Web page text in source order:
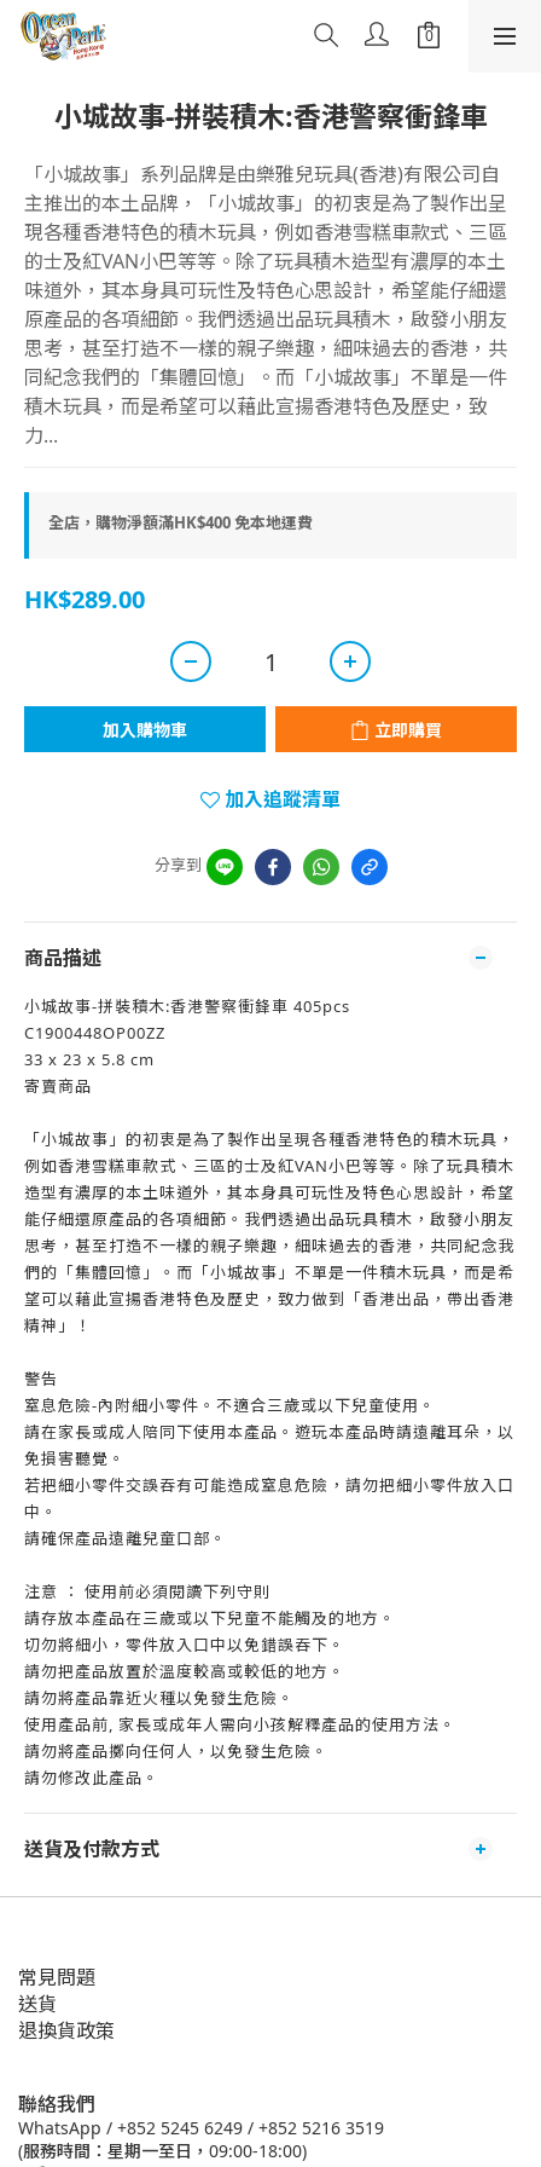
小城故事-拼裝積木:香港警察衝鋒車
「小城故事」系列品牌是由樂雅兒玩具(香港)有限公司自
主推出的本土品牌，「小城故事」的初衷是為了製作出呈
現各種香港特色的積木玩具，例如香港雪糕車款式、三區
的士及紅VAN小巴等等。除了玩具積木造型有濃厚的本土
味道外，其本身具可玩性及特色心思設計，希望能仔細還
原產品的各項細節。我們透過出品玩具積木，啟發小朋友
思考，甚至打造不一樣的親子樂趣，細味過去的香港，共
同紀念我們的「集體回憶」。而「小城故事」不單是一件
積木玩具，而是希望可以藉此宣揚香港特色及歷史，致
力...
全店，購物淨額滿HK$400 免本地運費
HK$289.00
加入購物車 立即購買
加入追蹤清單
分享到
商品描述
小城故事-拼裝積木:香港警察衝鋒車 405pcs
C1900448OP00ZZ
33 x 23 x 5.8 cm
寄賣商品
「小城故事」的初衷是為了製作出呈現各種香港特色的積木玩具，
例如香港雪糕車款式、三區的士及紅VAN小巴等等。除了玩具積木
造型有濃厚的本土味道外，其本身具可玩性及特色心思設計，希望
能仔細還原產品的各項細節。我們透過出品玩具積木，啟發小朋友
思考，甚至打造不一樣的親子樂趣，細味過去的香港，共同紀念我
們的「集體回憶」。而「小城故事」不單是一件積木玩具，而是希
望可以藉此宣揚香港特色及歷史，致力做到「香港出品，帶出香港
精神」！
警告
窒息危險-內附細小零件。不適合三歲或以下兒童使用。
請在家長或成人陪同下使用本產品。遊玩本產品時請遠離耳朵，以
免損害聽覺。
若把細小零件交誤吞有可能造成窒息危險，請勿把細小零件放入口
中。
請確保產品遠離兒童口部。
注意 ： 使用前必須閱讀下列守則
請存放本產品在三歲或以下兒童不能觸及的地方。
切勿將細小，零件放入口中以免錯誤吞下。
請勿把產品放置於溫度較高或較低的地方。
請勿將產品靠近火種以免發生危險。
使用產品前, 家長或成年人需向小孩解釋產品的使用方法。
請勿將產品擲向任何人，以免發生危險。
請勿修改此產品。
送貨及付款方式
常見問題
送貨
退換貨政策
聯絡我們
WhatsApp / +852 5245 6249 / +852 5216 3519
(服務時間：星期一至日，09:00-18:00)